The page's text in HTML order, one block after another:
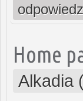
odpowiedz
Home
Alkadia